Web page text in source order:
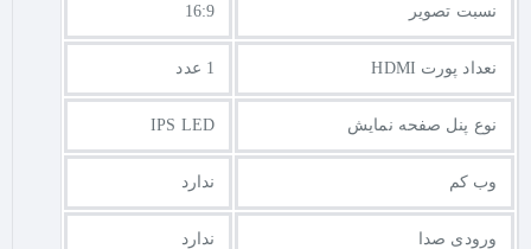
نسبت تصویر 16:9
نعداد پورت HDMI 1 عدد
نوع پنل صفحه نمایش IPS LED
وب کم ندارد
ورودی صدا ندارد